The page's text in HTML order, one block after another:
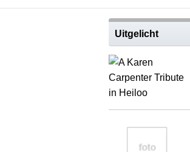
Uitgelicht